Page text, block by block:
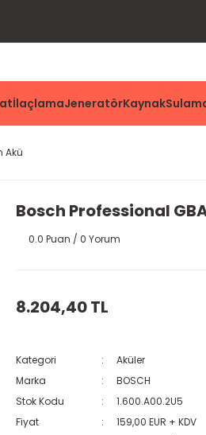
İlaçlamaJeneratörKaynak
Akü
Bosch Professional
0.0 Puan / 0 Yorum
8.204,40 TL
Kategori
Aküler
Marka
BOSCH
Stok Kodu
1.600.A00.2U5
Fiyat
159,00 EUR + KDV